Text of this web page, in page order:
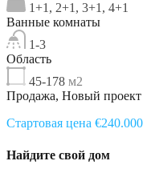
1+1, 2+1, 3+1, 4+1
Ванные комнаты
1-3
Область
45-178 м2
Продажа, Новый проект
Стартовая цена €240.000
Найдите свой дом